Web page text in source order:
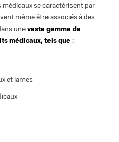
se caractérisent par
même être associés à des
unevaste gamme de
médicaux, tels que :
et lames